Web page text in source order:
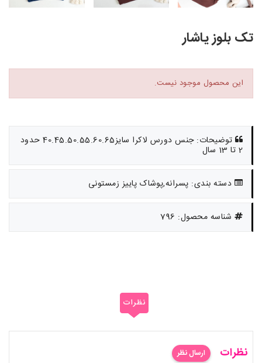
تک بلوز یاشار
این محصول موجود نیست.
توضیحات: جنس دورس لاکرا سایز40.45.50.55.60.65 حدود
2 تا 13 سال
دسته بندی: پسرانه,پوشاک پاییز زمستونی
شناسه محصول: 796
نظرات
نظرات ارسال نظر